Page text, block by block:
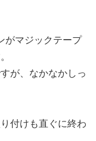
がマジックテープ
が、なかなかしっ
付けも直ぐに終わ